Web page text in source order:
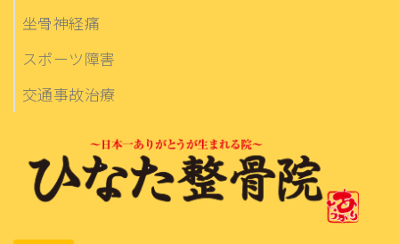
坐骨神経痛
スポーツ障害
交通事故治療